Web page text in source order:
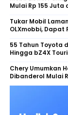
Mulai Rp 155 Juta
Tukar Mobil
OLXmobbi, Dapat
55 Tahun Toyota
Hingga bZ4X
Chery Umumkan
Dibanderol Mulai